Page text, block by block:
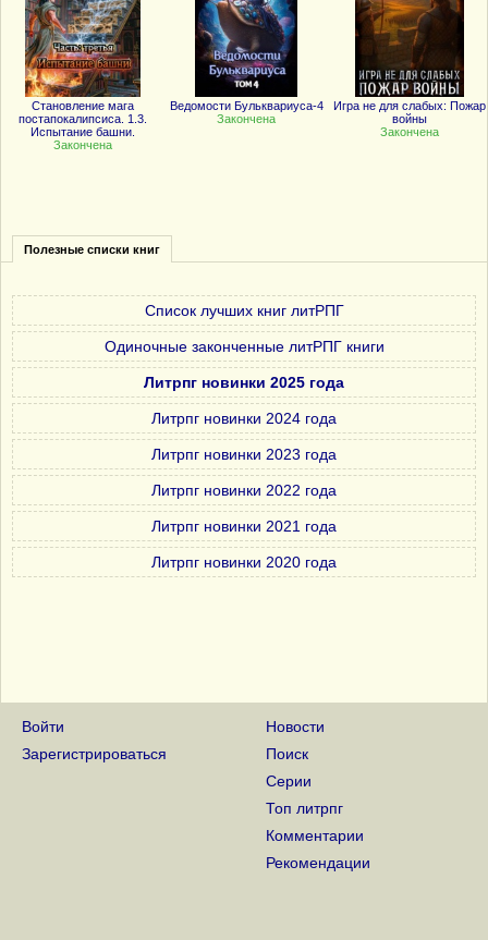
Становление мага
постапокалипсиса. 1.3.
Испытание башни.
Закончена
Ведомости Бульквариуса-4
Закончена
Игра не для слабых: Пожар
войны
Закончена
Полезные списки книг
Список лучших книг литРПГ
Одиночные законченные литРПГ книги
Литрпг новинки 2025 года
Литрпг новинки 2024 года
Литрпг новинки 2023 года
Литрпг новинки 2022 года
Литрпг новинки 2021 года
Литрпг новинки 2020 года
Войти
Зарегистрироваться
Новости
Поиск
Серии
Топ литрпг
Комментарии
Рекомендации